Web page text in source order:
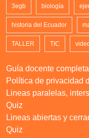
3egb biología
historia del Ecuador
TALLER TIC
Guía docente
Política de privacidad
Lineas paralelas,
Quiz
Lineas abiertas y
Quiz